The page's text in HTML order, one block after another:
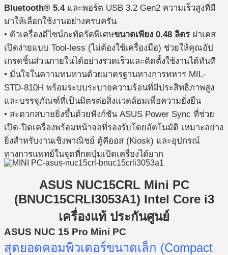
Bluetooth® 5.4และพอร์ต USB 3.2 Gen2 ความเร็วสูงที่มี
มาให้เลือกใช้งานอย่างครบครัน
• ตัวเครื่องดีไซน์กะทัดรัดพิเศษขนาดเพียง 0.48 ลิตรฝาเคส
เปิดง่ายแบบ Tool-less (ไม่ต้องใช้เครื่องมือ) ช่วยให้คุณอัป
เกรดชิ้นส่วนภายในได้อย่างรวดเร็วและติดตั้งใช้งานได้ทันที
• มั่นใจในความทนทานด้วยมาตรฐานทางการทหาร MIL-
STD-810H พร้อมระบบระบายความร้อนที่มีประสิทธิภาพสูง
และบรรจุภัณฑ์ที่เป็นมิตรต่อสิ่งแวดล้อมเพื่อความยั่งยืน
• สะดวกสบายยิ่งขึ้นด้วยฟังก์ชัน ASUS Power Sync ที่ช่วย
เปิด-ปิดเครื่องพร้อมหน้าจอที่รองรับโดยอัตโนมัติ เหมาะอย่าง
ยิ่งสำหรับงานเชิงพาณิชย์ ตู้คีออส (Kiosk) และอุปกรณ์
ทางการแพทย์ในจุดที่กดปุ่มเปิดเครื่องได้ยาก
ASUS NUC15CRL Mini PC
(BNUC15CRLI3053A1) Intel Core i3
เครื่องแท้ ประกันศูนย์
ASUS NUC 15 Pro Mini PC
สุดยอดคอมพิวเตอร์ขนาดเล็ก (Compact